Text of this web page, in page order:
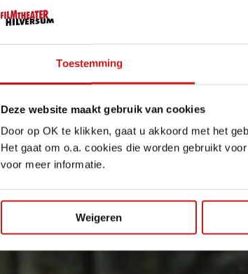
Toestemming
Deze website maakt gebruik van cookies
Door op OK te klikken, gaat u akkoord met het
Het gaat om o.a. cookies die worden gebruikt
voor meer informatie.
Weigeren